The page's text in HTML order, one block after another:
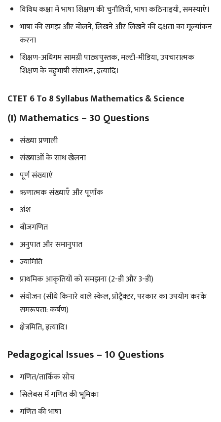
विविध कक्षा में भाषा शिक्षण की चुनौतियाँ, भाषा कठिनाइयाँ, समस्याएँ।
भाषा की समझ और बोलने, लिखने और लिखने की दक्षता का मूल्यांकन
करना
शिक्षण-अधिगम सामग्री पाठ्यपुस्तक, मल्टी-मीडिया, उपचारात्मक
शिक्षण के बहुभाषी संसाधन, इत्यादि।
CTET 6 To 8 Syllabus Mathematics & Science
(i) Mathematics – 30 Questions
संख्या प्रणाली
संख्याओं के साथ खेलना
पूर्ण संख्याएं
ऋणात्मक संख्याएँ और पूर्णांक
अंश
बीजगणित
अनुपात और समानुपात
ज्यामिति
प्राथमिक आकृतियों को समझना (2-डी और 3-डी)
संयोजन (सीधे किनारे वाले स्केल, प्रोट्रैक्टर, परकार का उपयोग करके
समरूपता: कर्षण)
क्षेत्रमिति, इत्यादि।
Pedagogical Issues – 10 Questions
गणित/तार्किक सोच
सिलेबस में गणित की भूमिका
गणित की भाषा